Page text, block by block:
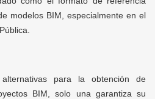
modelos BIM, especialmente en el
para la obtención de
BIM, solo una garantiza su